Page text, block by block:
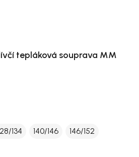
tepláková souprava MM
134 140/146
146/152